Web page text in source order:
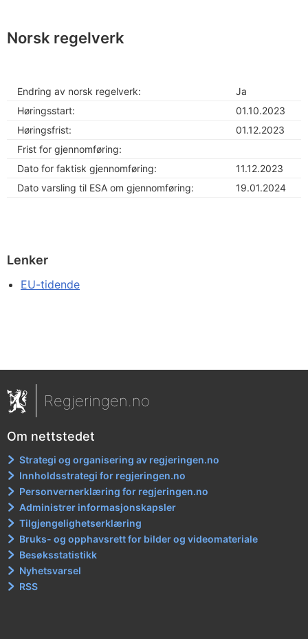
Norsk regelverk
Endring av norsk regelverk:
Ja
Høringsstart:
01.10.2023
Høringsfrist:
01.12.2023
Frist for gjennomføring:
Dato for faktisk gjennomføring:
11.12.2023
Dato varsling til ESA om gjennomføring:
19.01.2024
Lenker
EU-tidende
Regjeringen.no
Om nettstedet
Strategi og organisering av regjeringen.no
Innholdsstrategi for regjeringen.no
Personvernerklæring for regjeringen.no
Administrer informasjonskapsler
Tilgjengelighetserklæring
Bruks- og opphavsrett for bilder og videomateriale
Besøksstatistikk
Nyhetsvarsel
RSS